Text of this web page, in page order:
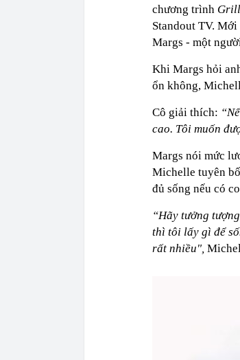
chương trình
Standout TV.
Margs - một
Khi Margs hỏi
ổn không,
Cô giải thích:
cao. Tôi muốn
Margs nói mức
Michelle tuyên
đủ sống nếu có
“Hãy tưởng
thì tôi lấy gì để
rất nhiều",